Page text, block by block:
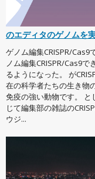
のエディタのゲノムを
ゲノム編集CRISPR/
ノム編集CRISPR/Cas9
るようになった。 が
在の科学者たちの生き物
免疫の強い動物です。
じて編集部の雑誌の
ウジ...